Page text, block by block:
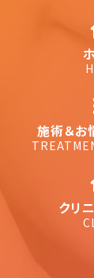
施術＆お
クリ